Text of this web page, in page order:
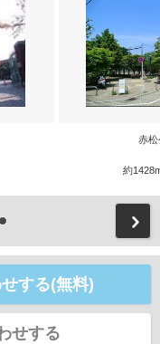
赤松
約
する(無料)
せする